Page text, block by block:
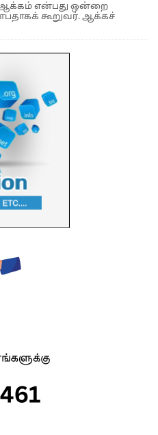
ஆக்கம் என்பது ஒன்றை
கூறுவர். ஆக்கச்